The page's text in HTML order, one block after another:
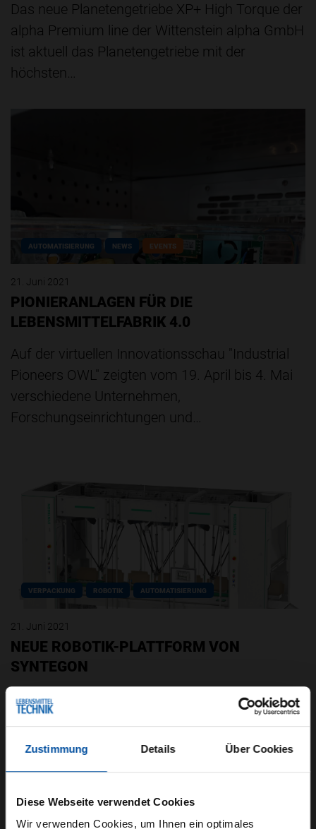
Zustimmung Details Über Cookies
Diese Webseite verwendet Cookies
Wir verwenden Cookies, um Ihnen ein optimales
Das neue Planetengetriebe XP+ High Torque der
alpha Premium line der Wittenstein alpha GmbH
ist aktuell das Planetengetriebe mit der
höchsten…
AUTOMATISIERUNG NEWS EVENTS
21. Juni 2021
PIONIERANLAGEN FÜR DIE
LEBENSMITTELFABRIK 4.0
Auf der virtuellen Innovationsschau "Industrial
Pioneers OWL" zeigten vom 19. April bis 4. Mai
verschiedene Unternehmen,
Forschungseinrichtungen und…
VERPACKUNG ROBOTIK AUTOMATISIERUNG
21. Juni 2021
NEUE ROBOTIK-PLATTFORM VON
SYNTEGON
Hersteller von Lebensmitteln bauen vermehrt
auf Robotik-Lösungen, um Prozessschritte oder
auch ganze Systeme zu automatisieren.